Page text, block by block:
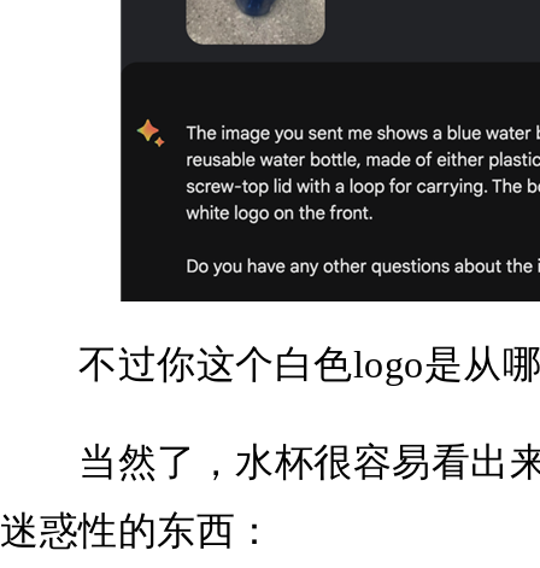
不过你这个白色logo是从哪
当然了，水杯很容易看出
迷惑性的东西：